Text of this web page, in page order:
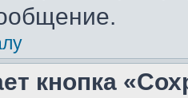
кнопка